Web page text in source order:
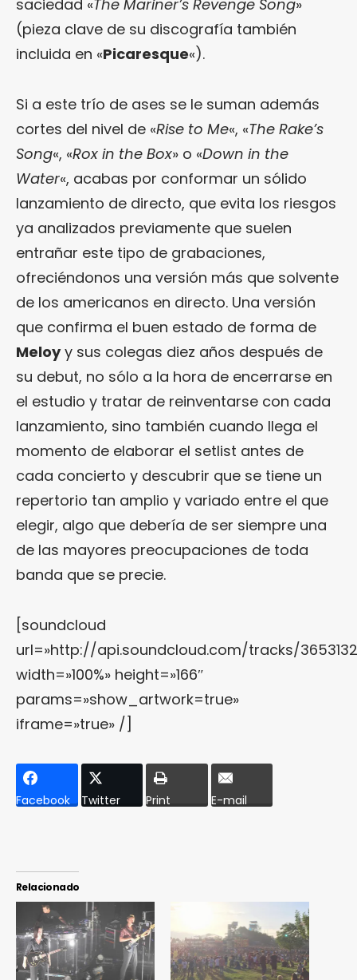
saciedad «The Mariner’s Revenge Song»
(pieza clave de su discografía también
incluida en «Picaresque«).
Si a este trío de ases se le suman además
cortes del nivel de «Rise to Me«, «The Rake’s
Song«, «Rox in the Box» o «Down in the
Water«, acabas por conformar un sólido
lanzamiento de directo, que evita los riesgos
ya analizados previamente que suelen
entrañar este tipo de grabaciones,
ofreciéndonos una versión más que solvente
de los americanos en directo. Una versión
que confirma el buen estado de forma de
Meloyy sus colegas diez años después de
su debut, no sólo a la hora de encerrarse en
el estudio y tratar de reinventarse con cada
lanzamiento, sino también cuando llega el
momento de elaborar el setlist antes de
cada concierto y descubrir que se tiene un
repertorio tan amplio y variado entre el que
elegir, algo que debería de ser siempre una
de las mayores preocupaciones de toda
banda que se precie.
[soundcloud
url=»http://api.soundcloud.com/tracks/
width=»100%» height=»166″
params=»show_artwork=true»
iframe=»true» /]
Facebook Twitter Print E-mail
Relacionado